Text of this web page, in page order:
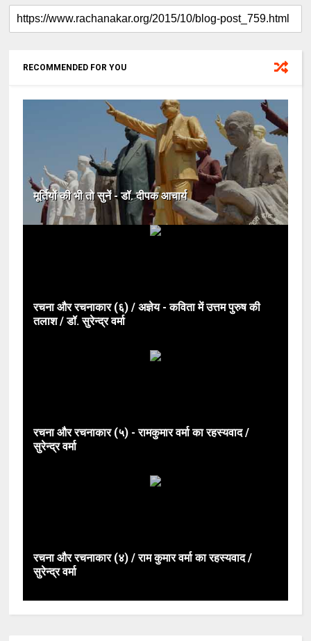
RECOMMENDED FOR YOU
मूर्तियों की भी तो सुनें - डॉ. दीपक आचार्य
रचना और रचनाकार (६) / अज्ञेय - कविता में उत्तम पुरुष की
तलाश / डॉ. सुरेन्द्र वर्मा
रचना और रचनाकार (५) - रामकुमार वर्मा का रहस्यवाद /
सुरेन्द्र वर्मा
रचना और रचनाकार (४) / राम कुमार वर्मा का रहस्यवाद /
सुरेन्द्र वर्मा